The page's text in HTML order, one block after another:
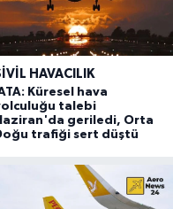
HAVACILIK
Küresel hava
talebi
geriledi, Orta
trafiği sert düştü